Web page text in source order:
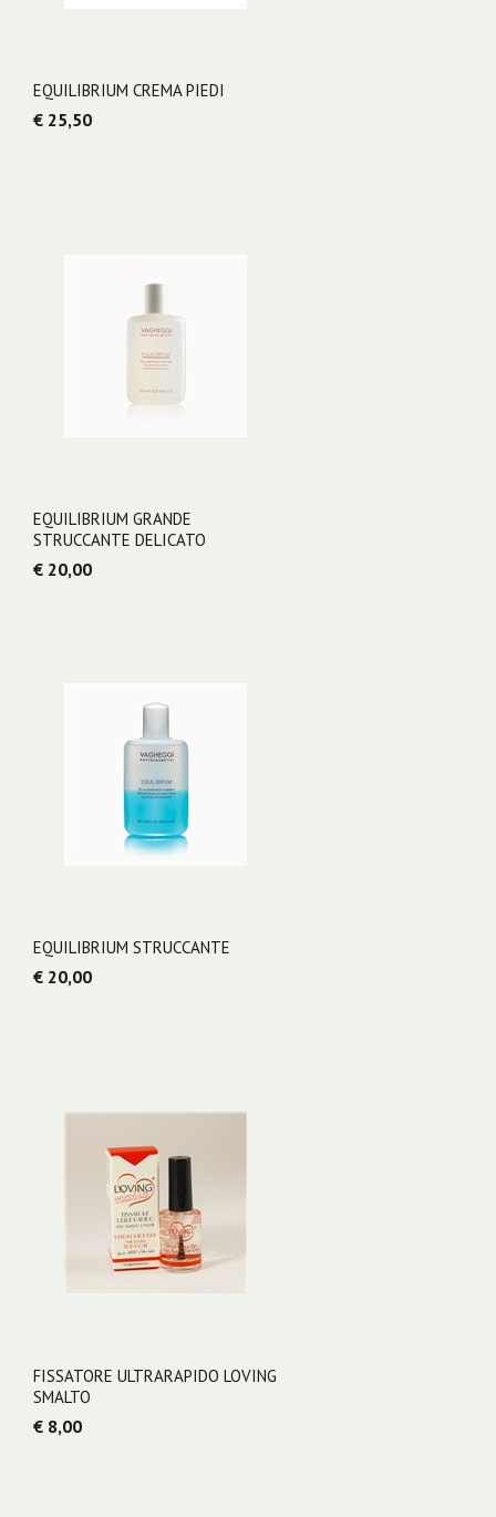
EQUILIBRIUM CREMA PIEDI
€ 25,50
EQUILIBRIUM GRANDE
STRUCCANTE DELICATO
€ 20,00
EQUILIBRIUM STRUCCANTE
€ 20,00
FISSATORE ULTRARAPIDO LOVING
SMALTO
€ 8,00